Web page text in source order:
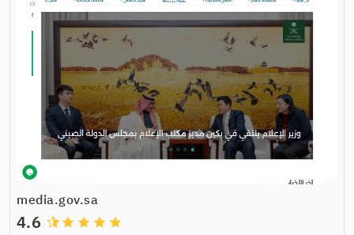
media.gov.sa
grade
grade
grade
grade
4.6